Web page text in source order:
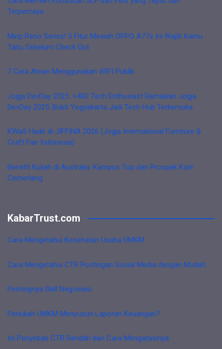
Terpercaya
Mirip Reno Series! 5 Fitur Mewah OPPO A77s Ini Wajib Kamu
Tahu Sebelum Check Out
7 Cara Aman Menggunakan WIFI Publik
Jogja DevDay 2025: +400 Tech Enthusiast Ramaikan Jogja
DevDay 2025: Bukti Yogyakarta Jadi Tech Hub Terkemuka
KWaS Hadir di JIFFINA 2026 (Jogja International Furniture &
Craft Fair Indonesia)
Benefit Kuliah di Australia: Kampus Top dan Prospek Karir
Cemerlang
KabarTrust.com
Cara Mengetahui Kesehatan Usaha UMKM
Cara Mengetahui CTR Postingan Sosial Media dengan Mudah
Pentingnya Skill Negosiasi
Perlukah UMKM Menyusun Laporan Keuangan?
Ini Penyebab CTR Rendah dan Cara Mengatasinya